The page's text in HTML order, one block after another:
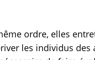
ordre, elles
les individus des